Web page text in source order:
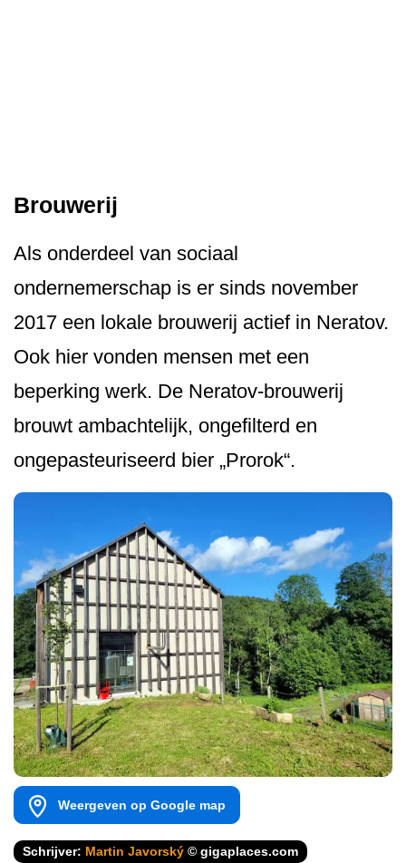
Brouwerij
Als onderdeel van sociaal
ondernemerschap is er sinds november
2017 een lokale brouwerij actief in Neratov.
Ook hier vonden mensen met een
beperking werk. De Neratov-brouwerij
brouwt ambachtelijk, ongefilterd en
ongepasteuriseerd bier „Prorok“.
Weergeven op Google map
Schrijver: Martin Javorský © gigaplaces.com